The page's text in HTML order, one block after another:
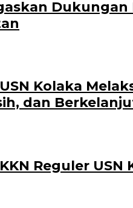
Kolaka
dan
Reguler